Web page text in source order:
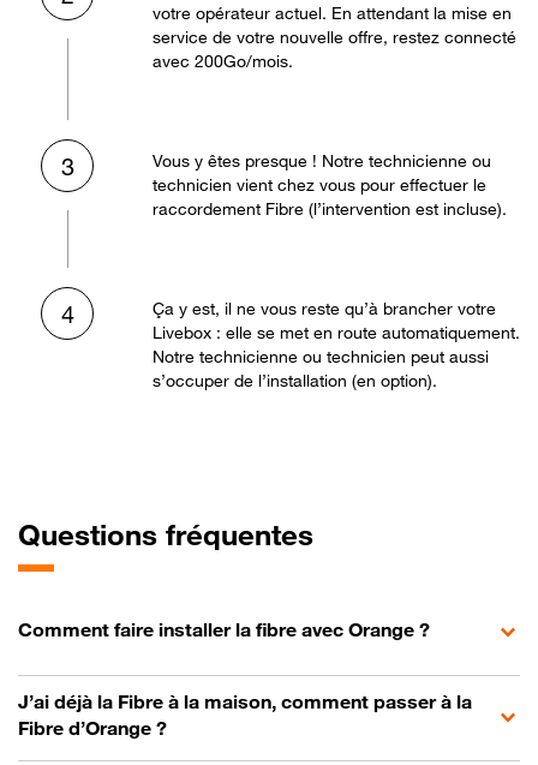
votre opérateur actuel. En attendant la mise en
service de votre nouvelle offre, restez connecté
avec 200Go/mois.
3
Vous y êtes presque ! Notre technicienne ou
technicien vient chez vous pour effectuer le
raccordement Fibre (l’intervention est incluse).
4
Ça y est, il ne vous reste qu’à brancher votre
Livebox : elle se met en route automatiquement.
Notre technicienne ou technicien peut aussi
s’occuper de l’installation (en option).
Questions fréquentes
Comment faire installer la fibre avec Orange ?
J’ai déjà la Fibre à la maison, comment passer à la
Fibre d’Orange ?